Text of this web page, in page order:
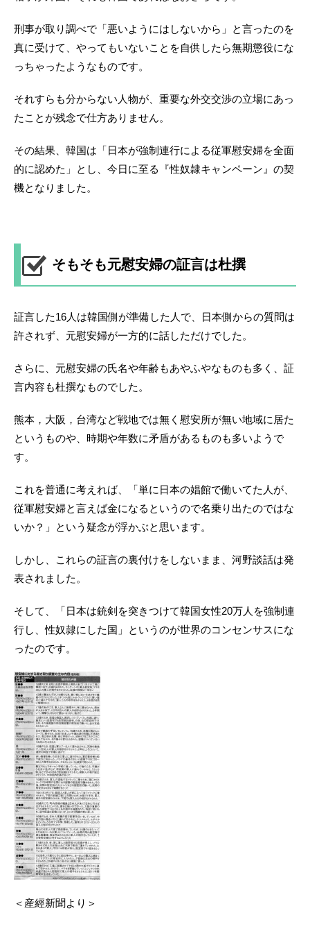
刑事が取り調べで「悪いようにはしないから」と言ったのを
真に受けて、やってもいないことを自供したら無期懲役にな
っちゃったようなものです。
それすらも分からない人物が、重要な外交交渉の立場にあっ
たことが残念で仕方ありません。
その結果、韓国は「日本が強制連行による従軍慰安婦を全面
的に認めた」とし、今日に至る『性奴隷キャンペーン』の契
機となりました。
そもそも元慰安婦の証言は杜撰
証言した16人は韓国側が準備した人で、日本側からの質問は
許されず、元慰安婦が一方的に話しただけでした。
さらに、元慰安婦の氏名や年齢もあやふやなものも多く、証
言内容も杜撰なものでした。
熊本，大阪，台湾など戦地では無く慰安所が無い地域に居た
というものや、時期や年数に矛盾があるものも多いようで
す。
これを普通に考えれば、「単に日本の娼館で働いてた人が、
従軍慰安婦と言えば金になるというので名乗り出たのではな
いか？」という疑念が浮かぶと思います。
しかし、これらの証言の裏付けをしないまま、河野談話は発
表されました。
そして、「日本は銃剣を突きつけて韓国女性20万人を強制連
行し、性奴隷にした国」というのが世界のコンセンサスにな
ったのです。
＜産經新聞より＞